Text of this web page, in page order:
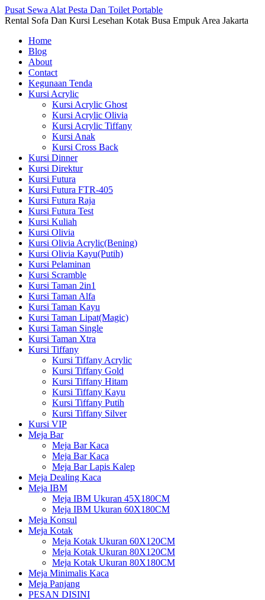
Pusat Sewa Alat Pesta Dan Toilet Portable
Rental Sofa Dan Kursi Lesehan Kotak Busa Empuk Area Jakarta
Home
Blog
About
Contact
Kegunaan Tenda
Kursi Acrylic
Kursi Acrylic Ghost
Kursi Acrylic Olivia
Kursi Acrylic Tiffany
Kursi Anak
Kursi Cross Back
Kursi Dinner
Kursi Direktur
Kursi Futura
Kursi Futura FTR-405
Kursi Futura Raja
Kursi Futura Test
Kursi Kuliah
Kursi Olivia
Kursi Olivia Acrylic(Bening)
Kursi Olivia Kayu(Putih)
Kursi Pelaminan
Kursi Scramble
Kursi Taman 2in1
Kursi Taman Alfa
Kursi Taman Kayu
Kursi Taman Lipat(Magic)
Kursi Taman Single
Kursi Taman Xtra
Kursi Tiffany
Kursi Tiffany Acrylic
Kursi Tiffany Gold
Kursi Tiffany Hitam
Kursi Tiffany Kayu
Kursi Tiffany Putih
Kursi Tiffany Silver
Kursi VIP
Meja Bar
Meja Bar Kaca
Meja Bar Kaca
Meja Bar Lapis Kalep
Meja Dealing Kaca
Meja IBM
Meja IBM Ukuran 45X180CM
Meja IBM Ukuran 60X180CM
Meja Konsul
Meja Kotak
Meja Kotak Ukuran 60X120CM
Meja Kotak Ukuran 80X120CM
Meja Kotak Ukuran 80X180CM
Meja Minimalis Kaca
Meja Panjang
PESAN DISINI